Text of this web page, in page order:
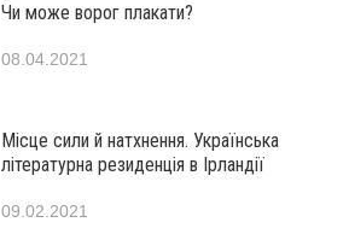
Чи може ворог плакати?
08.04.2021
Місце сили й натхнення. Українська
літературна резиденція в Ірландії
09.02.2021